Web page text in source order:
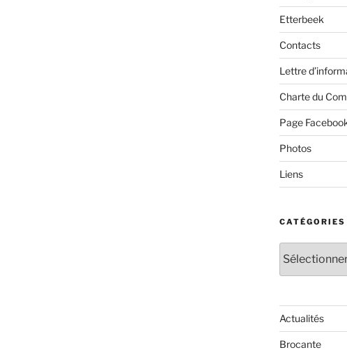
Etterbeek
Contacts
Lettre
Charte du
Page
Photos
Liens
CATÉGORIES
Actualités
Brocante